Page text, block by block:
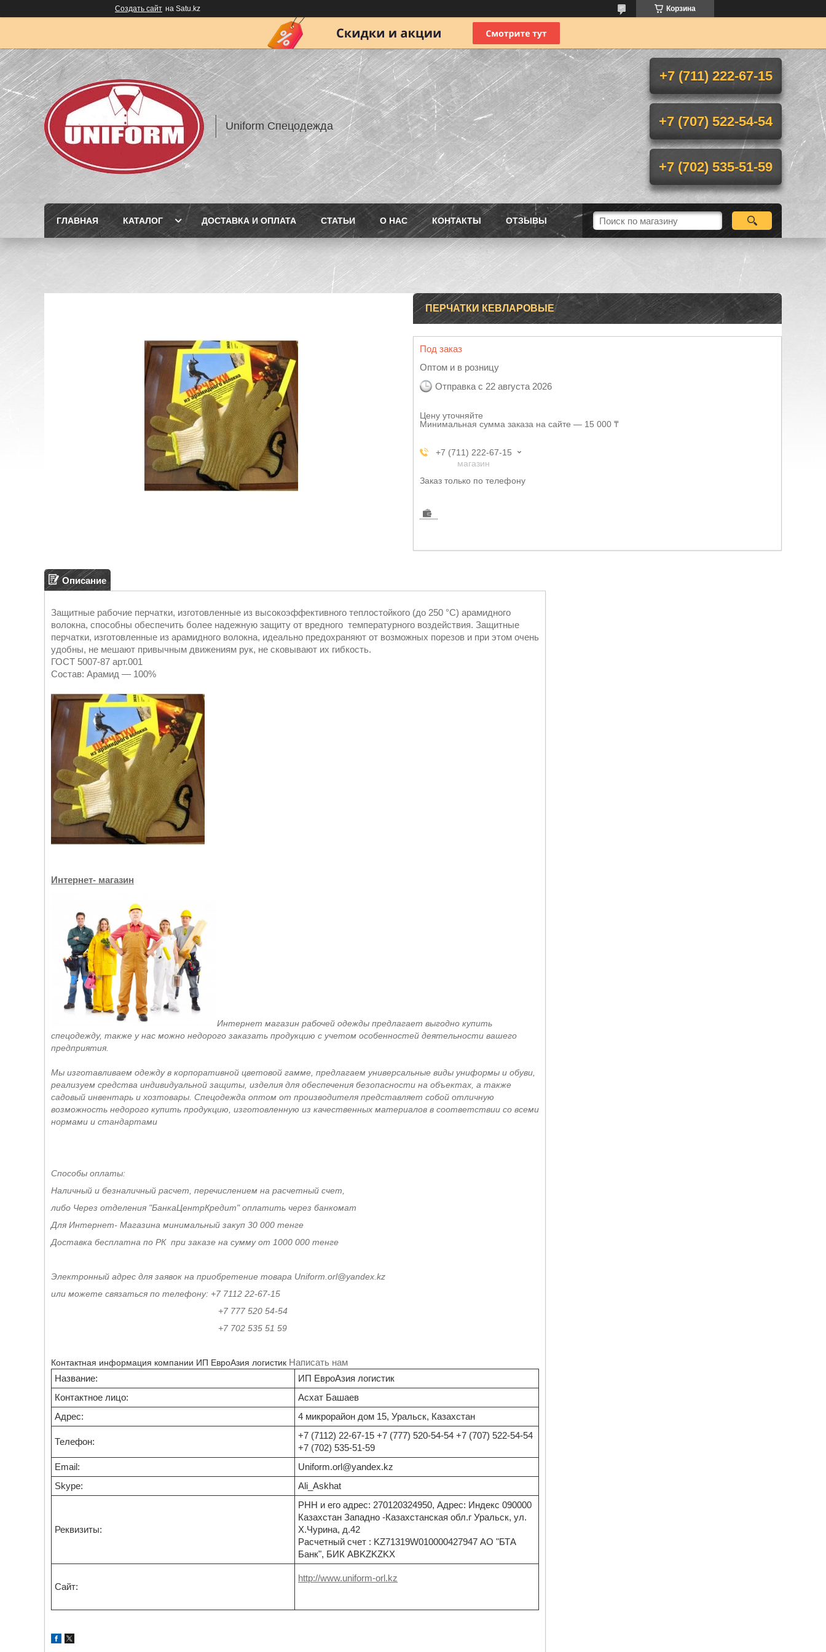
Создать сайт на Satu.kz Корзина
Uniform Спецодежда
+7 (711) 222-67-15
+7 (707) 522-54-54
+7 (702) 535-51-59
ГЛАВНАЯ КАТАЛОГ ДОСТАВКА И ОПЛАТА СТАТЬИ О НАС КОНТАКТЫ ОТЗЫВЫ
ПЕРЧАТКИ КЕВЛАРОВЫЕ
Под заказ
Оптом и в розницу
Отправка с 22 августа 2026
Цену уточняйте
Минимальная сумма заказа на сайте — 15 000 ₸
+7 (711) 222-67-15
магазин
Заказ только по телефону
Описание
Защитные рабочие перчатки, изготовленные из высокоэффективного теплостойкого (до 250 °С) арамидного
волокна, способны обеспечить более надежную защиту от вредного температурного воздействия. Защитные
перчатки, изготовленные из арамидного волокна, идеально предохраняют от возможных порезов и при этом очень
удобны, не мешают привычным движениям рук, не сковывают их гибкость.
ГОСТ 5007-87 арт.001
Состав: Арамид ― 100%
Интернет- магазин
Интернет магазин рабочей одежды предлагает выгодно купить
спецодежду, также у нас можно недорого заказать продукцию с учетом особенностей деятельности вашего
предприятия.
Мы изготавливаем одежду в корпоративной цветовой гамме, предлагаем универсальные виды униформы и обуви,
реализуем средства индивидуальной защиты, изделия для обеспечения безопасности на объектах, а также
садовый инвентарь и хозтовары. Спецодежда оптом от производителя представляет собой отличную
возможность недорого купить продукцию, изготовленную из качественных материалов в соответствии со всеми
нормами и стандартами
Способы оплаты:
Наличный и безналичный расчет, перечислением на расчетный счет,
либо Через отделения "БанкаЦентрКредит" оплатить через банкомат
Для Интернет- Магазина минимальный закуп 30 000 тенге
Доставка бесплатна по РК при заказе на сумму от 1000 000 тенге
Электронный адрес для заявок на приобретение товара Uniform.orl@yandex.kz
или можете связаться по телефону: +7 7112 22-67-15
+7 777 520 54-54
+7 702 535 51 59
Контактная информация компании ИП ЕвроАзия логистик Написать нам
Название:
ИП ЕвроАзия логистик
Контактное лицо:
Асхат Башаев
Адрес:
4 микрорайон дом 15, Уральск, Казахстан
Телефон:
+7 (7112) 22-67-15 +7 (777) 520-54-54 +7 (707) 522-54-54
+7 (702) 535-51-59
Email:
Uniform.orl@yandex.kz
Skype:
Ali_Askhat
Реквизиты:
РНН и его адрес: 270120324950, Адрес: Индекс 090000
Казахстан Западно -Казахстанская обл.г Уральск, ул.
Х.Чурина, д.42
Расчетный счет : KZ71319W010000427947 АО "БТА
Банк", БИК ABKZKZKX
Сайт:
http://www.uniform-orl.kz